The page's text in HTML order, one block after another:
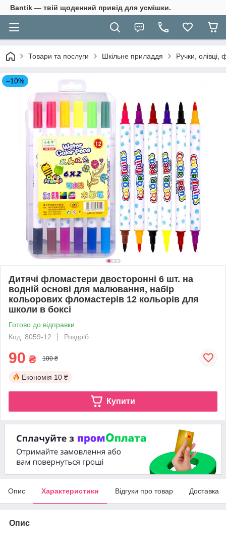
Bantik — твій щоденний привід для усмішки.
Товари та послуги Шкільне приладдя Ручки,
–10%
Дитячі фломастери двосторонні 6 шт. на
водній основі для малювання, набір
кольорових фломастерів 12 кольорів для
школи в боксі
Готово до відправки
Код: 8059-12
Роздріб
90 ₴ 100 ₴
Економія 10 ₴
Купити
Опис Характеристики Відгуки про товар Доставка
Опис